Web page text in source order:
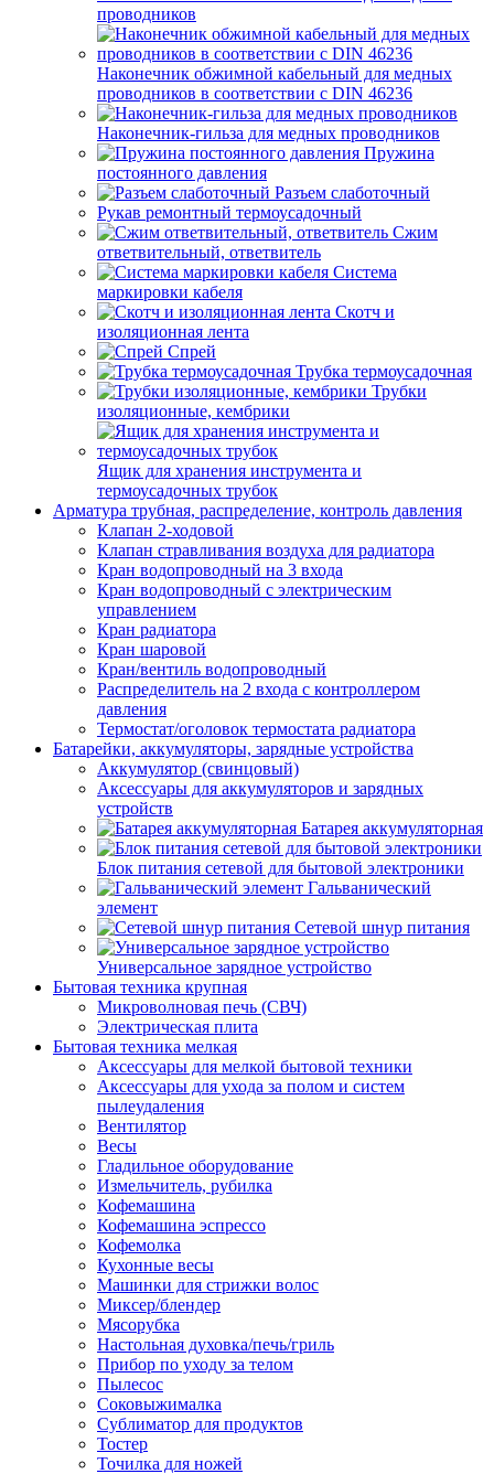
проводников
Наконечник обжимной кабельный для медных
проводников в соответствии с DIN 46236
Наконечник-гильза для медных проводников
Пружина
постоянного давления
Разъем слаботочный
Рукав ремонтный термоусадочный
Сжим
ответвительный, ответвитель
Система
маркировки кабеля
Скотч и
изоляционная лента
Спрей
Трубка термоусадочная
Трубки
изоляционные, кембрики
Ящик для хранения инструмента и
термоусадочных трубок
Арматура трубная, распределение, контроль давления
Клапан 2-ходовой
Клапан стравливания воздуха для радиатора
Кран водопроводный на 3 входа
Кран водопроводный с электрическим
управлением
Кран радиатора
Кран шаровой
Кран/вентиль водопроводный
Распределитель на 2 входа с контроллером
давления
Термостат/оголовок термостата радиатора
Батарейки, аккумуляторы, зарядные устройства
Аккумулятор (свинцовый)
Аксессуары для аккумуляторов и зарядных
устройств
Батарея аккумуляторная
Блок питания сетевой для бытовой электроники
Гальванический
элемент
Сетевой шнур питания
Универсальное зарядное устройство
Бытовая техника крупная
Микроволновая печь (СВЧ)
Электрическая плита
Бытовая техника мелкая
Аксессуары для мелкой бытовой техники
Аксессуары для ухода за полом и систем
пылеудаления
Вентилятор
Весы
Гладильное оборудование
Измельчитель, рубилка
Кофемашина
Кофемашина эспрессо
Кофемолка
Кухонные весы
Машинки для стрижки волос
Миксер/блендер
Мясорубка
Настольная духовка/печь/гриль
Прибор по уходу за телом
Пылесос
Соковыжималка
Сублиматор для продуктов
Тостер
Точилка для ножей